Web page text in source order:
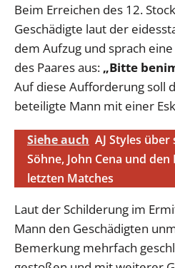
Beim Erreichen des 12.
Geschädigte laut der
dem Aufzug und sprach
des Paares aus: „Bitte
Auf diese Aufforderung soll
beteiligte Mann mit einer
Siehe auch AJ Styles über
Söhne, John Cena und den
letzten Matches
Laut der Schilderung im
Mann den Geschädigten
Bemerkung mehrfach